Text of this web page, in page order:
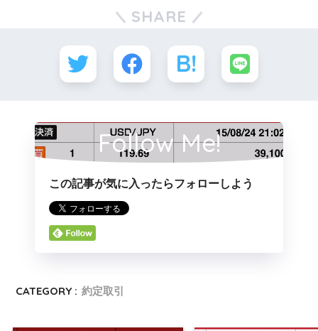
SHARE
Follow Me!
この記事が気に入ったらフォローしよう
CATEGORY : 約定取引